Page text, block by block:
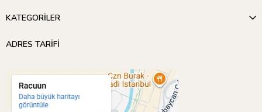
KATEGORİLER
ADRES TARİFİ